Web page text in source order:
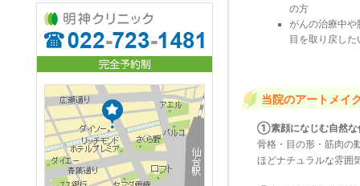
の方
がんの治療中や
目を取り戻した
当院のアートメイ
①素顔になじむ自然な
骨格・目の形・筋肉の
ほどナチュラルな雰囲